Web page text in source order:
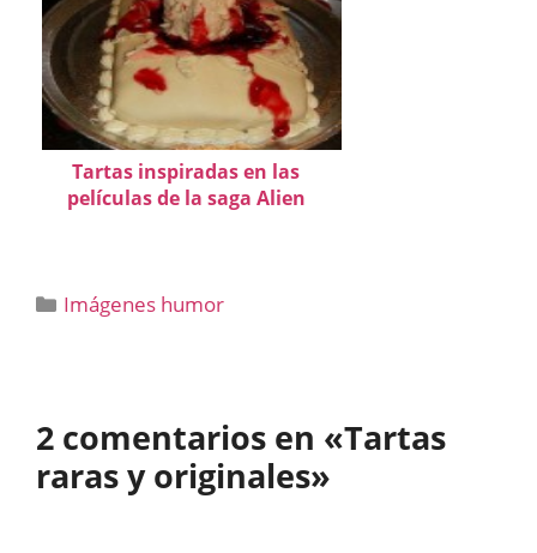
Tartas inspiradas en las
películas de la saga Alien
Categorías
Imágenes humor
2 comentarios en «Tartas
raras y originales»